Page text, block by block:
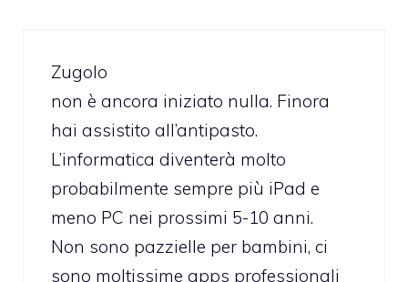
Zugolo
non è ancora iniziato nulla. Finora
hai assistito all’antipasto.
L’informatica diventerà molto
probabilmente sempre più iPad e
meno PC nei prossimi 5-10 anni.
Non sono pazzielle per bambini, ci
sono moltissime apps professionali